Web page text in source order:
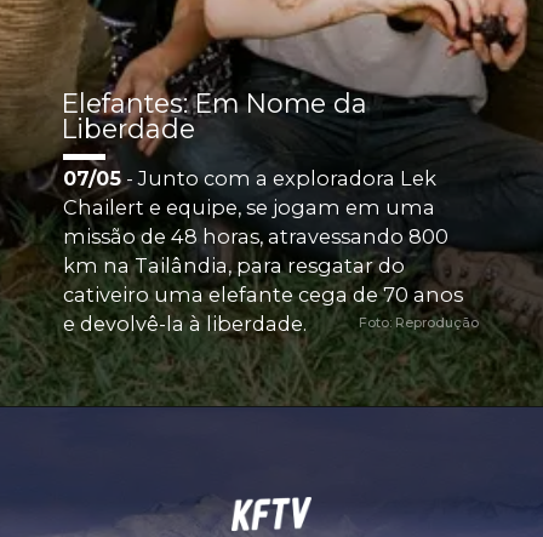
Elefantes: Em Nome da
Liberdade
07/05 - Junto com a exploradora Lek
Chailert e equipe, se jogam em uma
missão de 48 horas, atravessando 800
km na Tailândia, para resgatar do
cativeiro uma elefante cega de 70 anos
e devolvê-la à liberdade.
Foto: Reprodução